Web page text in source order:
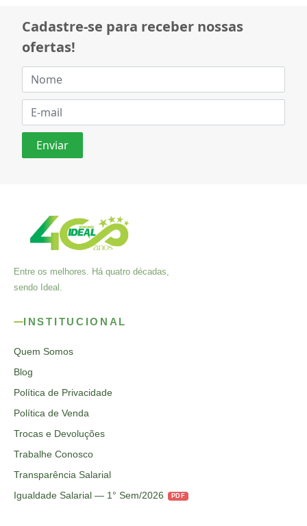
Cadastre-se para receber nossas
ofertas!
Entre os melhores. Há quatro décadas,
sendo Ideal.
INSTITUCIONAL
Quem Somos
Blog
Política de Privacidade
Política de Venda
Trocas e Devoluções
Trabalhe Conosco
Transparência Salarial
Igualdade Salarial — 1° Sem/2026
PDF